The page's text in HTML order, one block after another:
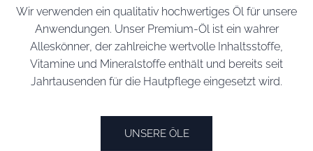
Wir verwenden ein qualitativ hochwertiges Öl für unsere
Anwendungen. Unser Premium-Öl ist ein wahrer
Alleskönner, der zahlreiche wertvolle Inhaltsstoffe,
Vitamine und Mineralstoffe enthält und bereits seit
Jahrtausenden für die Hautpflege eingesetzt wird.
UNSERE ÖLE